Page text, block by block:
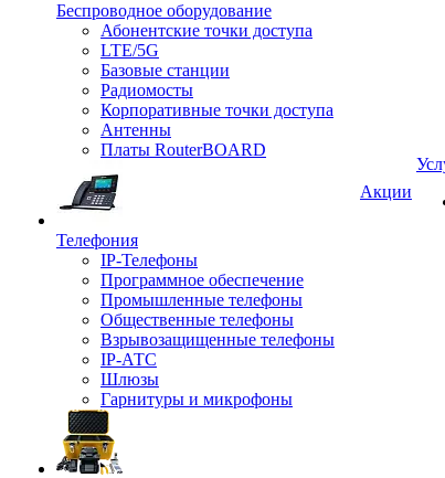
Беспроводное оборудование
Абонентские точки доступа
LTE/5G
Базовые станции
Радиомосты
Корпоративные точки доступа
Антенны
Платы RouterBOARD
Телефония
IP-Телефоны
Программное обеспечение
Промышленные телефоны
Общественные телефоны
Взрывозащищенные телефоны
IP-АТС
Шлюзы
Гарнитуры и микрофоны
Акции